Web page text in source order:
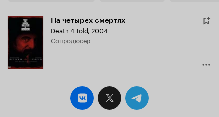
На четырех смертях
Death 4 Told, 2004
сопродюсер